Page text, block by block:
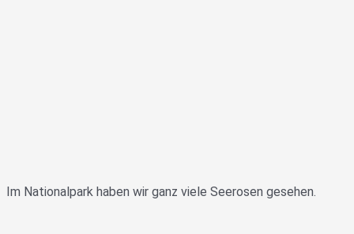
Im Nationalpark haben wir ganz viele Seerosen gesehen.